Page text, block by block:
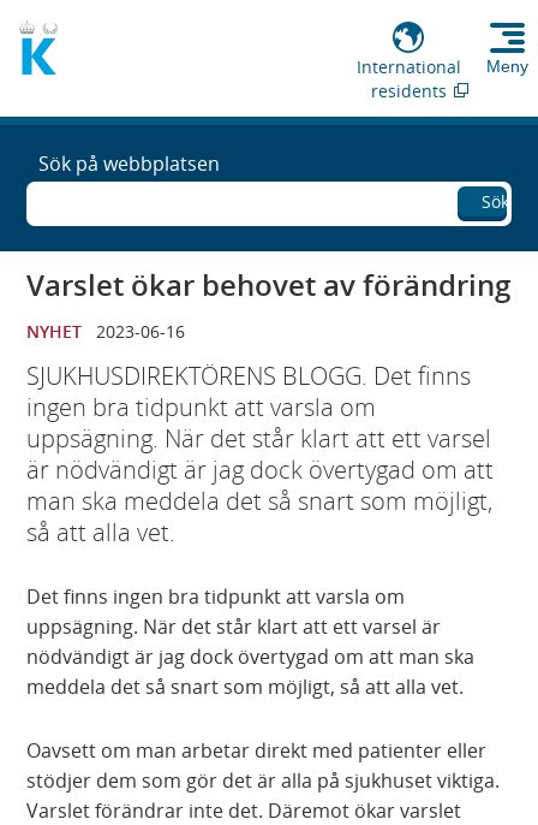
International
residents
Meny
Sök på webbplatsen
Sök
Varslet ökar behovet av förändring
NYHET 2023-06-16
SJUKHUSDIREKTÖRENS BLOGG. Det finns
ingen bra tidpunkt att varsla om
uppsägning. När det står klart att ett varsel
är nödvändigt är jag dock övertygad om att
man ska meddela det så snart som möjligt,
så att alla vet.
Det finns ingen bra tidpunkt att varsla om
uppsägning. När det står klart att ett varsel är
nödvändigt är jag dock övertygad om att man ska
meddela det så snart som möjligt, så att alla vet.
Oavsett om man arbetar direkt med patienter eller
stödjer dem som gör det är alla på sjukhuset viktiga.
Varslet förändrar inte det. Däremot ökar varslet